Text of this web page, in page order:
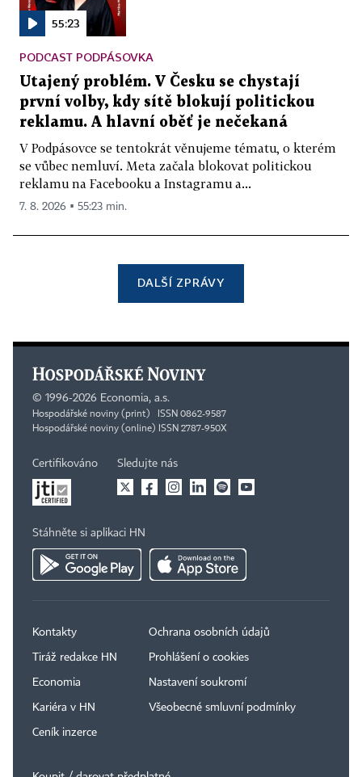
55:23
PODCAST PODPÁSOVKA
Utajený problém. V Česku se chystají
první volby, kdy sítě blokují politickou
reklamu. A hlavní oběť je nečekaná
V Podpásovce se tentokrát věnujeme tématu, o kterém
se vůbec nemluví. Meta začala blokovat politickou
reklamu na Facebooku a Instagramu a...
7. 8. 2026 ▪ 55:23 min.
DALŠÍ ZPRÁVY
© 1996-2026 Economia, a.s.
Hospodářské noviny (print) ISSN 0862-9587
Hospodářské noviny (online) ISSN 2787-950X
Certifikováno Sledujte nás
Stáhněte si aplikaci HN
Kontakty
Tiráž redakce HN
Economia
Kariéra v HN
Ceník inzerce
Ochrana osobních údajů
Prohlášení o cookies
Nastavení soukromí
Všeobecné smluvní podmínky